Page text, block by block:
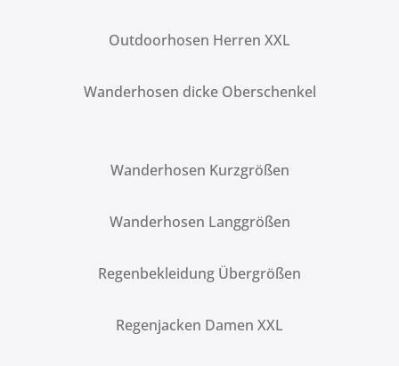
Outdoorhosen Herren XXL
Wanderhosen dicke Oberschenkel
Wanderhosen Kurzgrößen
Wanderhosen Langgrößen
Regenbekleidung Übergrößen
Regenjacken Damen XXL